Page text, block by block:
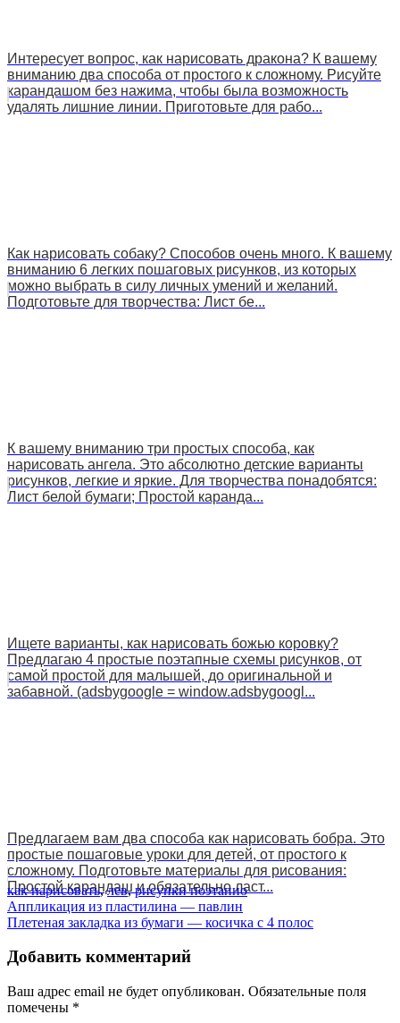
Интересует вопрос, как нарисовать дракона? К вашему
вниманию два способа от простого к сложному. Рисуйте
карандашом без нажима, чтобы была возможность
удалять лишние линии. Приготовьте для рабо...
Как нарисовать собаку? Способов очень много. К вашему
вниманию 6 легких пошаговых рисунков, из которых
можно выбрать в силу личных умений и желаний.
Подготовьте для творчества: Лист бе...
К вашему вниманию три простых способа, как
нарисовать ангела. Это абсолютно детские варианты
рисунков, легкие и яркие. Для творчества понадобятся:
Лист белой бумаги; Простой каранда...
Ищете варианты, как нарисовать божью коровку?
Предлагаю 4 простые поэтапные схемы рисунков, от
самой простой для малышей, до оригинальной и
забавной. (adsbygoogle = window.adsbygoogl...
Предлагаем вам два способа как нарисовать бобра. Это
простые пошаговые уроки для детей, от простого к
сложному. Подготовьте материалы для рисования:
Простой карандаш и обязательно ласт...
как нарисовать,лев,рисунки поэтапно
Навигация
по
записям
Аппликация из пластилина — павлин
Плетеная закладка из бумаги — косичка с 4 полос
Добавить комментарий
Ваш адрес email не будет опубликован. Обязательные поля
помечены *